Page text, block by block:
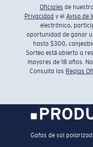
Oficiales de
Privacidad y el Aviso de
electrónico,
oportunidad de ganar
hasta $300,
Sorteo está abierto a
mayores de 18 años.
Consulta las Reglas
Gafas de sol